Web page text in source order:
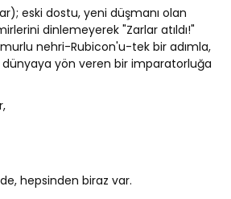
eski dostu, yeni düşmanı olan
dinlemeyerek "Zarlar atıldı!"
nehri-Rubicon'u-tek bir adımla,
dünyaya yön veren bir imparatorluğa
hepsinden biraz var.